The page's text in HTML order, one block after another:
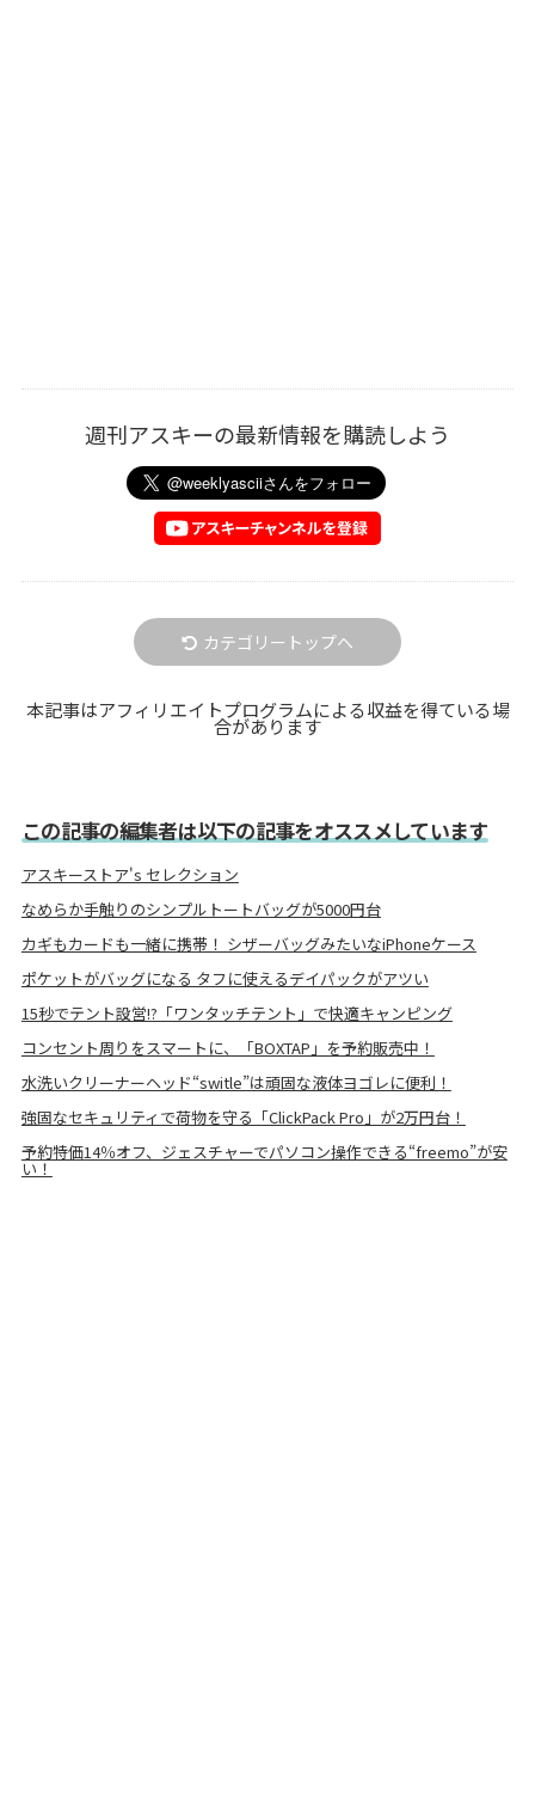
週刊アスキーの最新情報を購読しよう
カテゴリートップへ
本記事はアフィリエイトプログラムによる収益を得ている場
合があります
この記事の編集者は以下の記事をオススメしています
アスキーストア's セレクション
なめらか手触りのシンプルトートバッグが5000円台
カギもカードも一緒に携帯！ シザーバッグみたいなiPhoneケース
ポケットがバッグになる タフに使えるデイパックがアツい
15秒でテント設営!?「ワンタッチテント」で快適キャンピング
コンセント周りをスマートに、「BOXTAP」を予約販売中！
水洗いクリーナーヘッド“switle”は頑固な液体ヨゴレに便利！
強固なセキュリティで荷物を守る「ClickPack Pro」が2万円台！
予約特価14％オフ、ジェスチャーでパソコン操作できる“freemo”が安
い！